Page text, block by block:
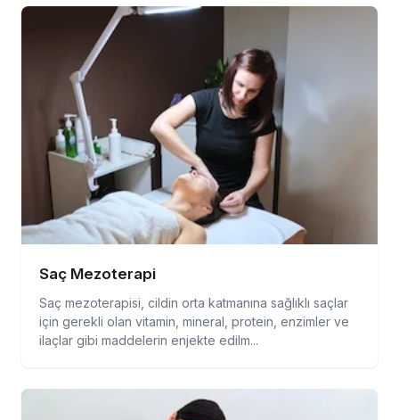
Saç Mezoterapi
Saç mezoterapisi, cildin orta katmanına sağlıklı saçlar
için gerekli olan vitamin, mineral, protein, enzimler ve
ilaçlar gibi maddelerin enjekte edilm...